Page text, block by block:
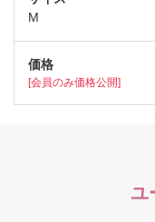
M
[会員のみ価格公開]
ユ